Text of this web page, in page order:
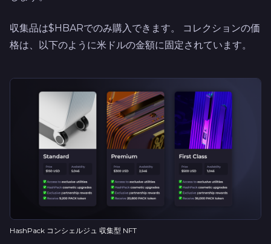
収集品は$HBARでのみ購入できます。 コレクションの価
格は、以下のように米ドルの金額に固定されています。
HashPack コンシェルジュ 収集型 NFT